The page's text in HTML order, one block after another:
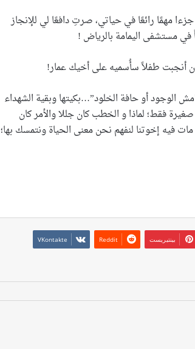
مهمًا رائعًا في حياتي، صرتِ دافعًا لي للإنجاز
مستشفى اليمامة بالرياض !
أنجبت طفلاً سأُسميه على أخيك عمار!
الوجود أو حافة الخلود”…بكيتها وبقية الشهداء
فقط؛ لماذا و الخطب كان جللا والأمر كان
فيه إخوتنا لنفهم نحن معنى الحياة ونتمسك بها؛
بينتيريست